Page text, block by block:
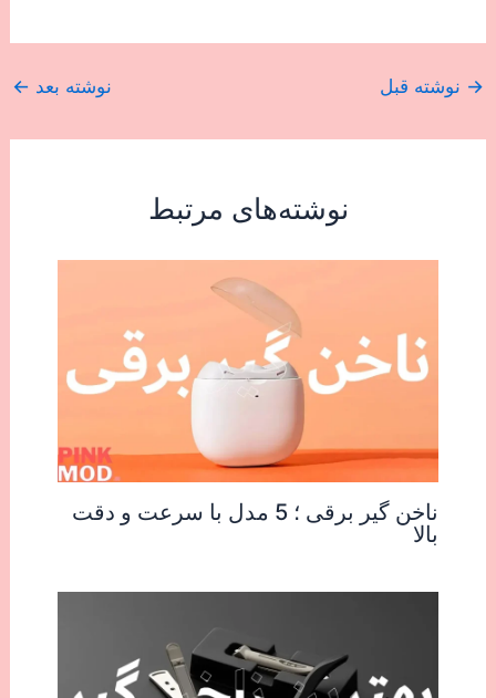
→ نوشته قبل نوشته بعد ←
نوشته‌های مرتبط
ناخن گیر برقی ؛ 5 مدل با سرعت و دقت
بالا